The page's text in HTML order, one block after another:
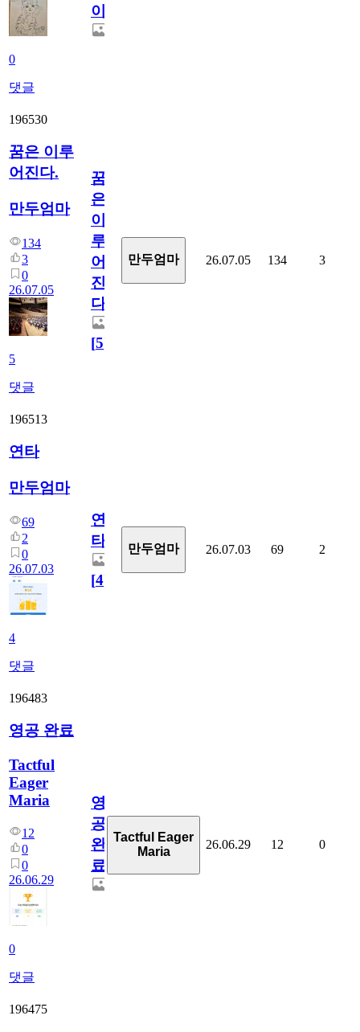
0
댓글
이
196530
꿈은 이루
어진다.
만두엄마
134
3
0
26.07.05
5
댓글
꿈
은
이
루
어
진
다.
[5]
만두엄마 26.07.05 134 3
196513
연타
만두엄마
69
2
0
26.07.03
4
댓글
연
타
[4]
만두엄마 26.07.03 69 2
196483
영공 완료
Tactful
Eager
Maria
12
0
0
26.06.29
0
댓글
영
공
완
료
Tactful Eager
Maria
26.06.29 12 0
196475